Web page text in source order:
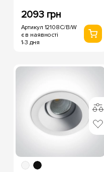
2093 грн
Артикул 12108C/B/W
є в наявності
1-3 дня